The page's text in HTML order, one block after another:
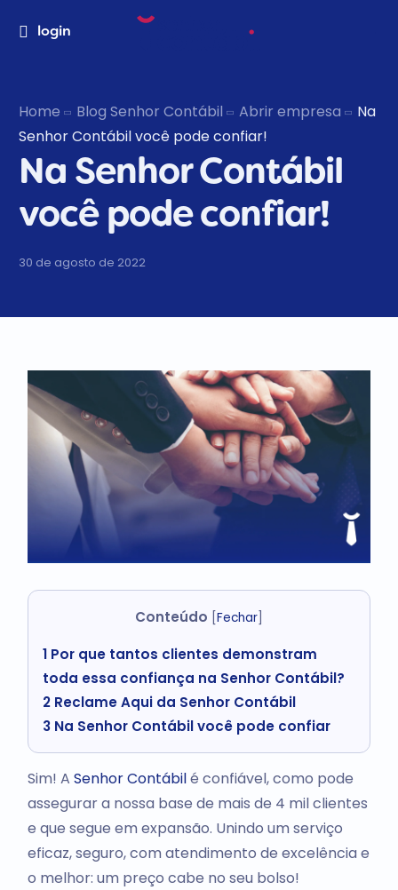
login
Home Blog Senhor Contábil Abrir empresa
Na
Senhor Contábil você pode confiar!
Na Senhor Contábil
você pode confiar!
30 de agosto de 2022
Conteúdo [Fechar]
1Por que tantos clientes demonstram
toda essa confiança na Senhor Contábil?
2Reclame Aqui da Senhor Contábil
3Na Senhor Contábil você pode confiar
Sim! A Senhor Contábilé confiável, como pode
assegurar a nossa base de mais de 4 mil clientes
e que segue em expansão. Unindo um serviço
eficaz, seguro, com atendimento de excelência e
o melhor: um preço cabe no seu bolso!